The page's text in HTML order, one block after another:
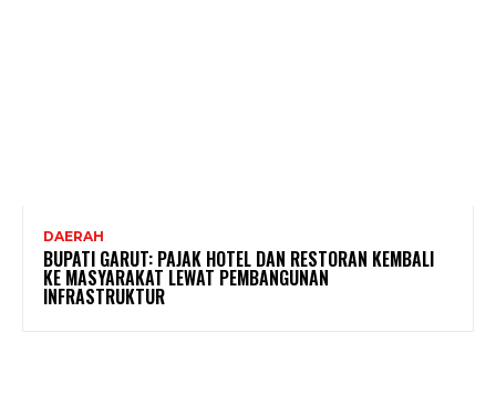
DAERAH
BUPATI GARUT: PAJAK HOTEL DAN RESTORAN KEMBALI
KE MASYARAKAT LEWAT PEMBANGUNAN
INFRASTRUKTUR